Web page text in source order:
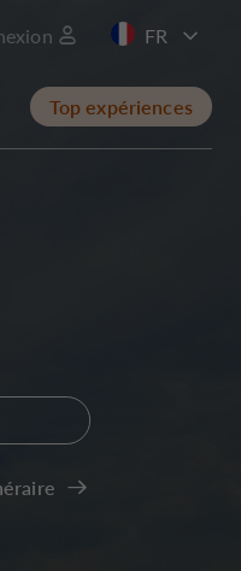
EN
Top expériences